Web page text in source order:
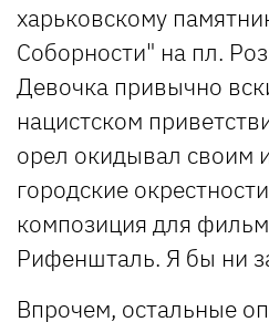
харьковскому
Соборности" на пл.
Девочка привычно
нацистском
орел окидывал своим
городские
композиция для
Рифеншталь. Я бы ни
Впрочем, остальные